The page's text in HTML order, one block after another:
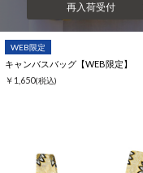
再入荷受付
WEB限定
キャンバスバッグ【WEB限定】
￥1,650(税込)